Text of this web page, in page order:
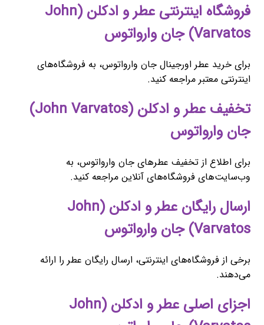
فروشگاه اینترنتی عطر و ادکلن (John
Varvatos) جان وارواتوس
برای خرید عطر اورجینال جان وارواتوس، به فروشگاه‌های
اینترنتی معتبر مراجعه کنید.
تخفیف عطر و ادکلن (John Varvatos)
جان وارواتوس
برای اطلاع از تخفیف عطرهای جان وارواتوس، به
وب‌سایت‌های فروشگاه‌های آنلاین مراجعه کنید.
ارسال رایگان عطر و ادکلن (John
Varvatos) جان وارواتوس
برخی از فروشگاه‌های اینترنتی، ارسال رایگان عطر را ارائه
می‌دهند.
اجزای اصلی عطر و ادکلن (John